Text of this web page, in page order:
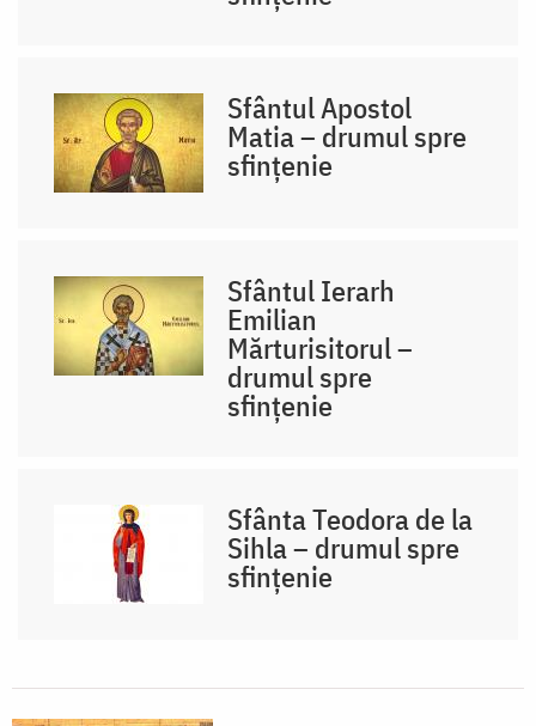
Sfântul Apostol
Matia – drumul spre
sfințenie
Sfântul Ierarh
Emilian
Mărturisitorul –
drumul spre
sfințenie
Sfânta Teodora de la
Sihla – drumul spre
sfințenie